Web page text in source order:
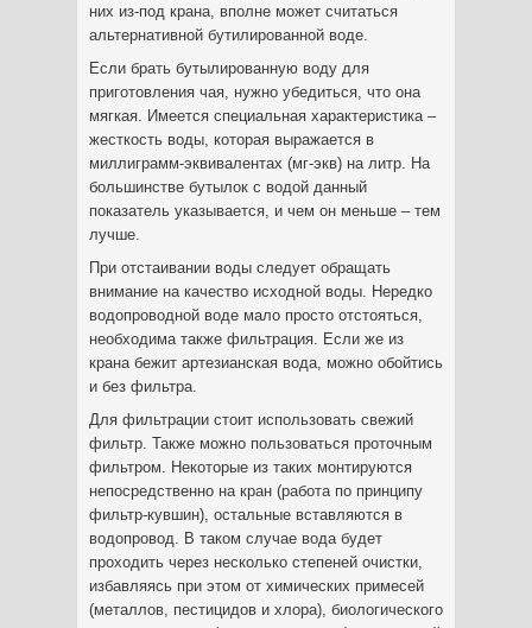
них из-под крана, вполне может считаться
альтернативной бутилированной воде.
Если брать бутылированную воду для
приготовления чая, нужно убедиться, что она
мягкая. Имеется специальная характеристика –
жесткость воды, которая выражается в
миллиграмм-эквивалентах (мг-экв) на литр. На
большинстве бутылок с водой данный
показатель указывается, и чем он меньше – тем
лучше.
При отстаивании воды следует обращать
внимание на качество исходной воды. Нередко
водопроводной воде мало просто отстояться,
необходима также фильтрация. Если же из
крана бежит артезианская вода, можно обойтись
и без фильтра.
Для фильтрации стоит использовать свежий
фильтр. Также можно пользоваться проточным
фильтром. Некоторые из таких монтируются
непосредственно на кран (работа по принципу
фильтр-кувшин), остальные вставляются в
водопровод. В таком случае вода будет
проходить через несколько степеней очистки,
избавляясь при этом от химических примесей
(металлов, пестицидов и хлора), биологического